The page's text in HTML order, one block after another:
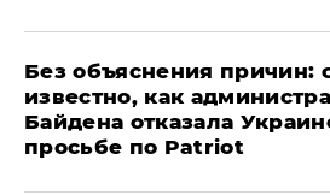
Без объяснения причин:
известно, как
Байдена отказала
просьбе по Patriot